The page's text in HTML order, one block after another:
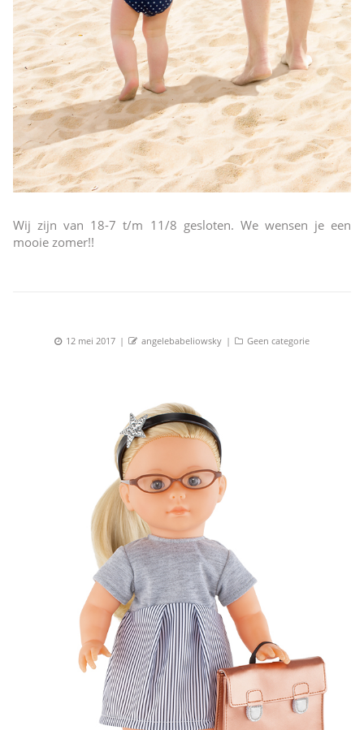
Wij zijn van 18-7 t/m 11/8 gesloten. We wensen je een
mooie zomer!!
Posted
12 mei 2017 Author
angelebabeliowsky Categories
Geen categorie